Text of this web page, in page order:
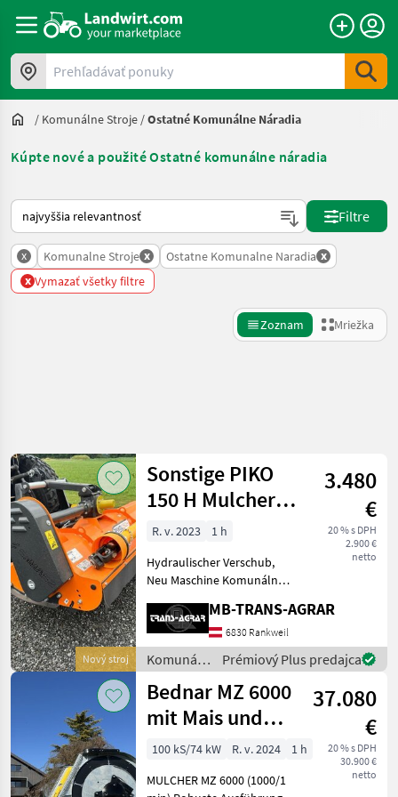
Prehľadávať ponuky
/ Komunálne Stroje /Ostatné Komunálne Náradia
Kúpte nové a použité Ostatné komunálne náradia
Takto sa vykonáva triedenie na Landwirt.com
Filtre
x Komunalne Stroje x Ostatne Komunalne Naradia x
x Vymazať všetky filtre
Zoznam Mriežka
Kategória 3 Krajina Filtre
AKTUÁLNA
CESTA
komunálna
technika
Komunalne
Stroje
Ostatne
Komunalne
KATEGÓRIU
Sonstige
358
Resetovať
Zobraziť
výsledkov
Nový stroj
Sonstige PIKO
150 H Mulcher
Obstbau
Kleintraktor
3.480
€
20 % s DPH
2.900 €
netto
R. v. 2023
1 h
Hydraulischer Verschub,
Neu Maschine Komunálne
náradia
MB-TRANS-AGRAR
6830 Rankweil
Komunálne
stroje /
Sonstige
Prémiový Plus predajca
Bednar MZ 6000
mit Mais und
Gras Version !
Mulcher Sich
37.080
€
20 % s DPH
30.900 €
netto
100 kS/74 kW R. v. 2024
1 h
MULCHER MZ 6000 (1000/1